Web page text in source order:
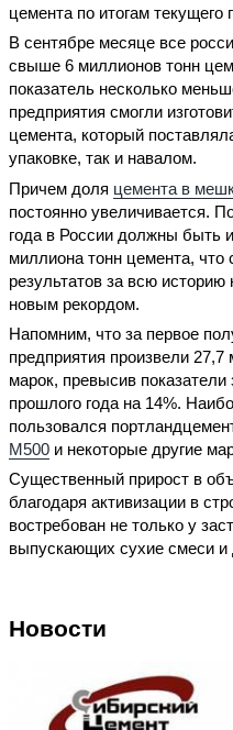
цемента по итогам текущего
В сентябре месяце все
свыше 6 миллионов тонн
показатель несколько
предприятия смогли
цемента, который
упаковке, так и навалом.
Причем доля цемента в
постоянно увеличивается.
года в России должны быть
миллиона тонн цемента,
результатов за всю
новым рекордом.
Напомним, что за первое
предприятия произвели
марок, превысив
прошлого года на 14%.
пользовался
М500 и некоторые другие
Существенный прирост в
благодаря активизации в
востребован не только у
выпускающих сухие смеси и
Новости